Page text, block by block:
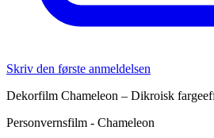
Skriv den første anmeldelsen
Dekorfilm Chameleon – Dikroisk
Personvernsfilm - Chameleon